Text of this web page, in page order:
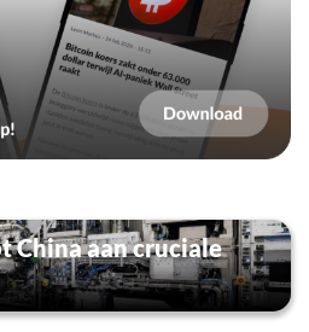
China aan cruciale